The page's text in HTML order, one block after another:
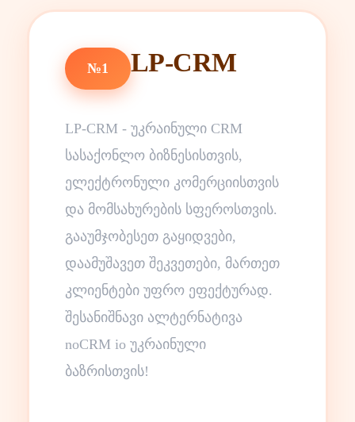
№1 LP-CRM
LP-CRM - უკრაინული CRM
სასაქონლო ბიზნესისთვის,
ელექტრონული კომერციისთვის
და მომსახურების სფეროსთვის.
გააუმჯობესეთ გაყიდვები,
დაამუშავეთ შეკვეთები, მართეთ
კლიენტები უფრო ეფექტურად.
შესანიშნავი ალტერნატივა
noCRM io უკრაინული
ბაზრისთვის!